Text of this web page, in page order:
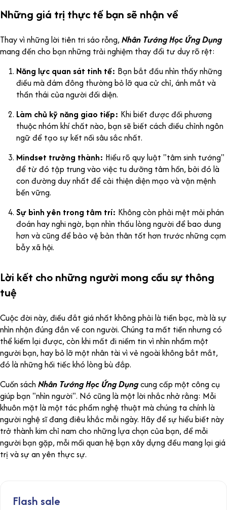
Những giá trị thực tế bạn sẽ nhận về
Thay vì những lời tiên tri sáo rỗng, Nhân Tướng Học Ứng Dụng
mang đến cho bạn những trải nghiệm thay đổi tư duy rõ rệt:
Năng lực quan sát tinh tế: Bạn bắt đầu nhìn thấy những
điều mà đám đông thường bỏ lỡ qua cử chỉ, ánh mắt và
thần thái của người đối diện.
Làm chủ kỹ năng giao tiếp: Khi biết được đối phương
thuộc nhóm khí chất nào, bạn sẽ biết cách điều chỉnh ngôn
ngữ để tạo sự kết nối sâu sắc nhất.
Mindset trưởng thành: Hiểu rõ quy luật "tâm sinh tướng"
để từ đó tập trung vào việc tu dưỡng tâm hồn, bởi đó là
con đường duy nhất để cải thiện diện mạo và vận mệnh
bền vững.
Sự bình yên trong tâm trí: Không còn phải mệt mỏi phán
đoán hay nghi ngờ, bạn nhìn thấu lòng người để bao dung
hơn và cũng để bảo vệ bản thân tốt hơn trước những cạm
bẫy xã hội.
Lời kết cho những người mong cầu sự thông
tuệ
Cuộc đời này, điều đắt giá nhất không phải là tiền bạc, mà là sự
nhìn nhận đúng đắn về con người. Chúng ta mất tiền nhưng có
thể kiếm lại được, còn khi mất đi niềm tin vì nhìn nhầm một
người bạn, hay bỏ lỡ một nhân tài vì vẻ ngoài không bắt mắt,
đó là những hối tiếc khó lòng bù đắp.
Cuốn sách Nhân Tướng Học Ứng Dụngcung cấp một công cụ
giúp bạn "nhìn người". Nó cũng là một lời nhắc nhở rằng: Mỗi
khuôn mặt là một tác phẩm nghệ thuật mà chúng ta chính là
người nghệ sĩ đang điêu khắc mỗi ngày. Hãy để sự hiểu biết này
trở thành kim chỉ nam cho những lựa chọn của bạn, để mỗi
người bạn gặp, mỗi mối quan hệ bạn xây dựng đều mang lại giá
trị và sự an yên thực sự.
Flash sale